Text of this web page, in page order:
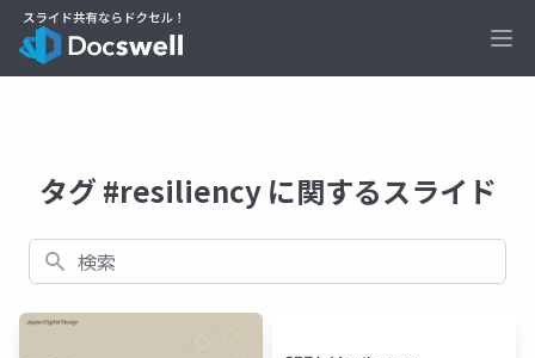
タグ #resiliency に関するスライド
検索